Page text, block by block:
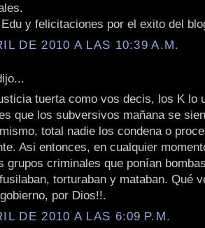
y felicitaciones por el exito del
DE 2010 A LAS 10:39 A.M.
tuerta como vos decis, los K lo
que los subversivos mañana se
total nadie los condena o
Asi entonces, en cualquier
grupos criminales que ponían
torturaban y mataban. Qué
por Dios!!.
DE 2010 A LAS 6:09 P.M.